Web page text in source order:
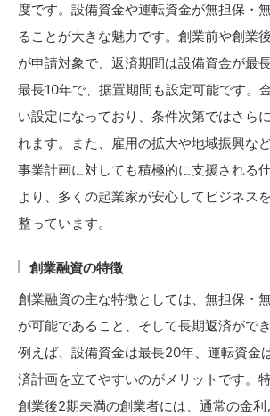
度です。設備資金や運転資金が無担保・
ることが大きな魅力です。創業前や創業
が申請対象で、返済期間は設備資金が最
最長10年で、据置期間も設定可能です。
い設定になっており、条件次第ではさら
れます。また、雇用の拡大や地域振興な
事業計画に対しても積極的に支援される
より、多くの起業家が安心してビジネス
整っています。
創業融資の特徴
創業融資の主な特徴としては、無担保・
が可能であること、そして長期返済がで
例えば、設備資金は最長20年、運転資金
済計画を立てやすいのがメリットです。
創業後2期未満の創業者には、通常の金